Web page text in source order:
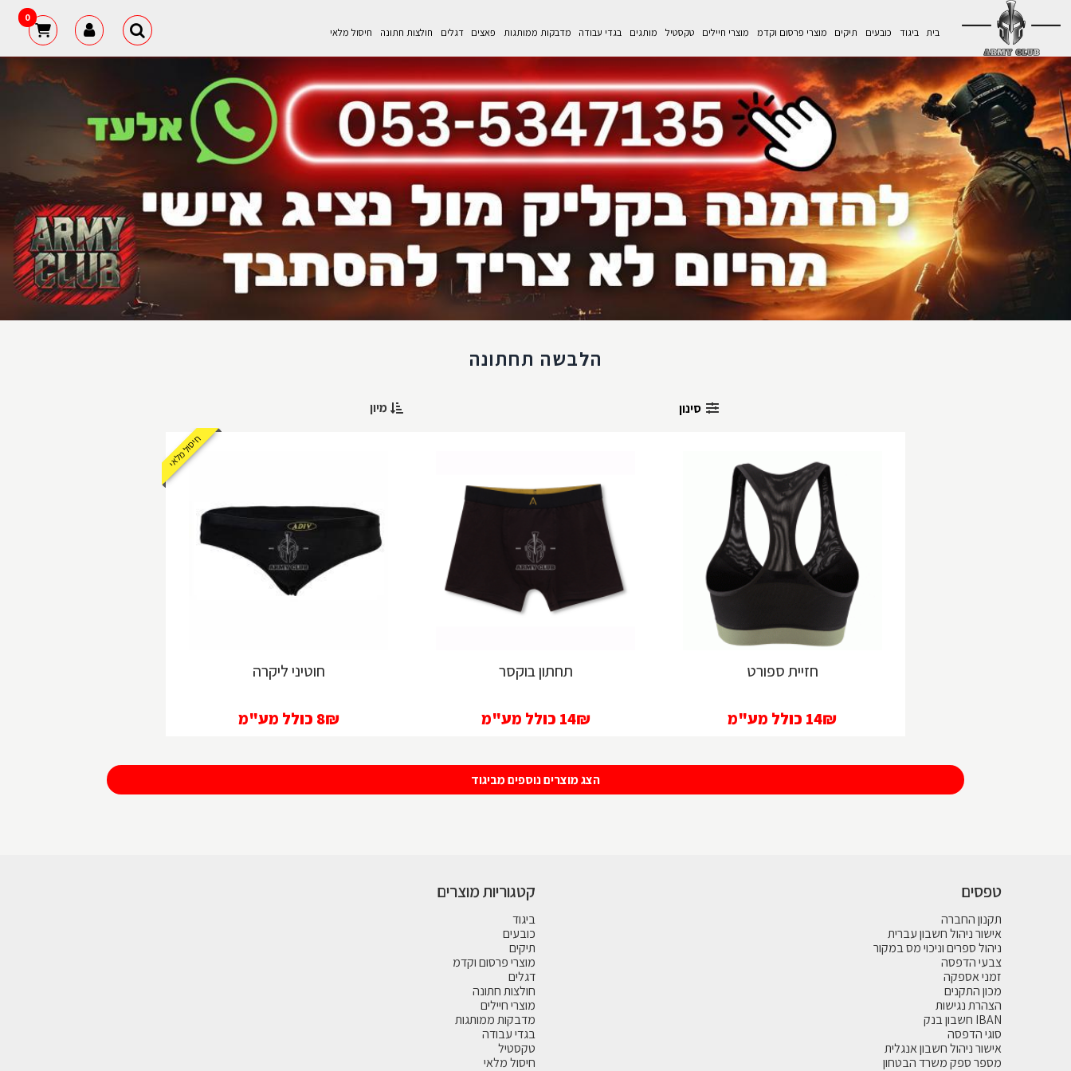
0
בית ביגוד כובעים תיקים מוצרי פרסום וקדמ מוצרי חיילים טקסטיל מותגים בגדי עבודה מדבקות ממותגות פאצים דגלים חולצות חתונה חיסול מלאי
הלבשה תחתונה
סינון מיון
חזיית ספורט
14₪ כולל מע"מ
תחתון בוקסר
14₪ כולל מע"מ
חיסול מלאי
חוטיני ליקרה
8₪ כולל מע"מ
הצג מוצרים נוספים מביגוד
טפסים
תקנון החברה
אישור ניהול חשבון עברית
ניהול ספרים וניכוי מס במקור
צבעי הדפסה
זמני אספקה
מכון התקנים
הצהרת נגישות
IBAN חשבון בנק
סוגי הדפסה
אישור ניהול חשבון אנגלית
מספר ספק משרד הבטחון
קטגוריות מוצרים
ביגוד
כובעים
תיקים
מוצרי פרסום וקדמ
דגלים
חולצות חתונה
מוצרי חיילים
מדבקות ממותגות
בגדי עבודה
טקסטיל
חיסול מלאי